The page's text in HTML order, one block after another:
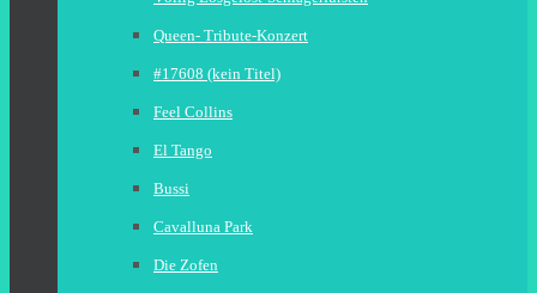
Queen- Tribute-Konzert
#17608 (kein Titel)
Feel Collins
El Tango
Bussi
Cavalluna Park
Die Zofen